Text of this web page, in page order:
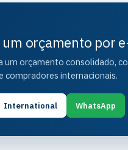
um orçamento por
um orçamento consolidado,
compradores internacionais.
International WhatsApp